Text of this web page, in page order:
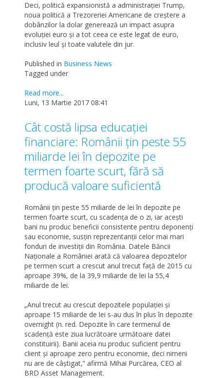
Deci, politică expansionistă a administraţiei Trump,
noua politică a Trezoreriei Americane de creştere a
dobânzilor la dolar generează un impact asupra
evoluţiei euro şi a tot ceea ce este legat de euro,
inclusiv leul şi toate valutele din jur.
Published in Business News
Tagged under
Read more...
Luni, 13 Martie 2017 08:41
Cât costă lipsa educației
financiare: Românii țin peste 55
miliarde lei în depozite pe
termen foarte scurt, fără să
producă valoare suficientă
Românii țin peste 55 miliarde de lei în depozite pe
termen foarte scurt, cu scadența de o zi, iar acești
bani nu produc beneficii consistente pentru deponenți
sau economie, susțin reprezentanții celor mai mari
fonduri de investiții din România. Datele Băncii
Naționale a României arată că valoarea depozitelor
pe termen scurt a crescut anul trecut față de 2015 cu
aproape 39%, de la 39,9 miliarde de lei la 55,4
miliarde de lei.
„Anul trecut au crescut depozitele populației și
aproape 15 miliarde de lei s-au dus în plus în depozite
overnight (n. red. Depozite în care termenul de
scadență este ziua lucrătoare următoare datei
constituirii). Banii aceia nu produc suficient pentru
client și aproape zero pentru economie, deci nimeni
nu are de câștigat,” afirmă Mihai Purcărea, CEO al
BRD Asset Management.